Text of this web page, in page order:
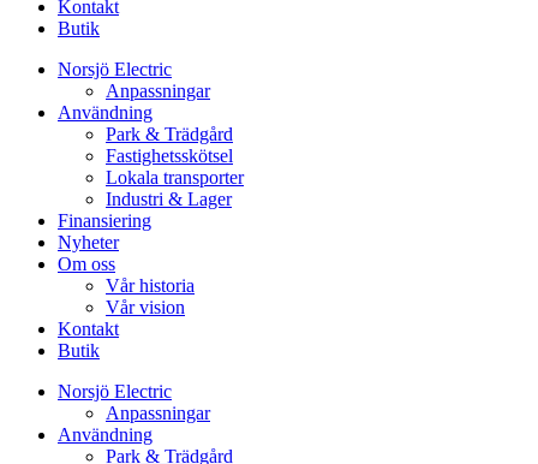
Kontakt
Butik
Norsjö Electric
Anpassningar
Användning
Park & Trädgård
Fastighetsskötsel
Lokala transporter
Industri & Lager
Finansiering
Nyheter
Om oss
Vår historia
Vår vision
Kontakt
Butik
Norsjö Electric
Anpassningar
Användning
Park & Trädgård